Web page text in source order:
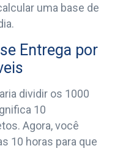
uma base de
Entrega por
dividir os 1000
10
Agora, você
10 horas para que